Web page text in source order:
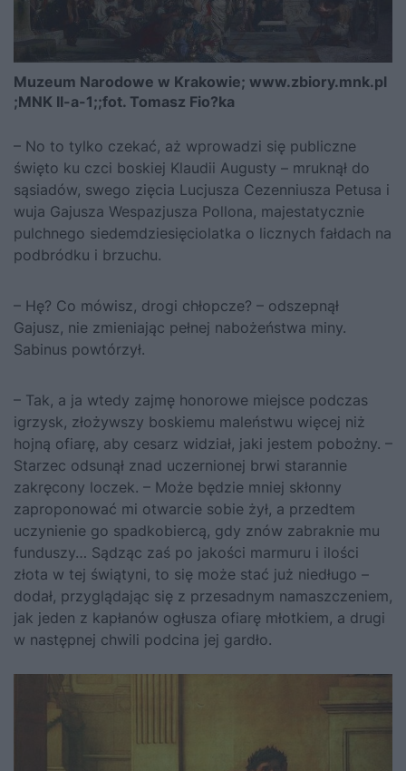
Muzeum Narodowe w Krakowie; www.zbiory.mnk.pl
;MNK II-a-1;;fot. Tomasz Fio?ka
– No to tylko czekać, aż wprowadzi się publiczne
święto ku czci boskiej Klaudii Augusty – mruknął do
sąsiadów, swego zięcia Lucjusza Cezenniusza Petusa i
wuja Gajusza Wespazjusza Pollona, majestatycznie
pulchnego siedemdziesięciolatka o licznych fałdach na
podbródku i brzuchu.
– Hę? Co mówisz, drogi chłopcze? – odszepnął
Gajusz, nie zmieniając pełnej nabożeństwa miny.
Sabinus powtórzył.
– Tak, a ja wtedy zajmę honorowe miejsce podczas
igrzysk, złożywszy boskiemu maleństwu więcej niż
hojną ofiarę, aby cesarz widział, jaki jestem pobożny. –
Starzec odsunął znad uczernionej brwi starannie
zakręcony loczek. – Może będzie mniej skłonny
zaproponować mi otwarcie sobie żył, a przedtem
uczynienie go spadkobiercą, gdy znów zabraknie mu
funduszy… Sądząc zaś po jakości marmuru i ilości
złota w tej świątyni, to się może stać już niedługo –
dodał, przyglądając się z przesadnym namaszczeniem,
jak jeden z kapłanów ogłusza ofiarę młotkiem, a drugi
w następnej chwili podcina jej gardło.